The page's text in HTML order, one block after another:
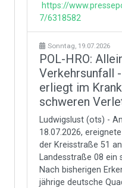
https://
7/6318582
Sonntag, 19.07.2026
POL-HRO:
Verkehrsunfall
erliegt im
schweren
Ludwigslust (ots) -
18.07.2026,
der Kreisstraße 51
Landesstraße 08 ein
Nach bisherigen
jährige deutsche